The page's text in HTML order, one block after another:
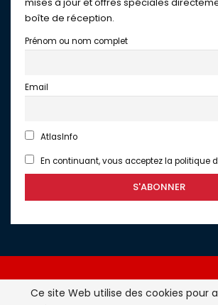
boîte de réception.
Prénom ou nom complet
Email
AtlasInfo
En continuant, vous acceptez la politique
Ce site Web utilise des cookies pour